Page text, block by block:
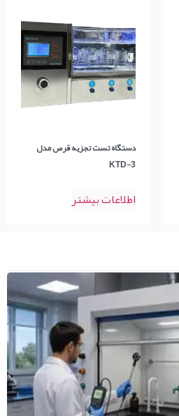
دستگاه تست تجزیه قرص مدل
KTD-3
اطلاعات بیشتر